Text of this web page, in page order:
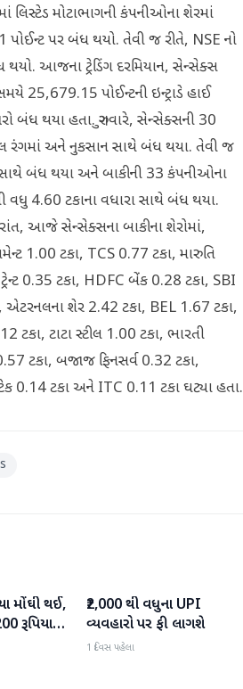
લિસ્ટેડ મોટાભાગની કંપનીઓના શેરમાં
પર બંધ થયો. તેવી જ રીતે, NSE નો
આજના ટ્રેડિંગ દરમિયાન, સેન્સેક્સ
25,679.15 પોઈન્ટની ઇન્ટ્રાડે હાઈ
બંધ થયા હતા. ગુરુવારે, સેન્સેક્સની 30
રંગમાં અને નુકસાન સાથે બંધ થયા. તેવી જ
બંધ થયા અને બાકીની 33 કંપનીઓના
4.60 ટકાના વધારા સાથે બંધ થયા.
આજે સેન્સેક્સના બાકીના શેરોમાં,
1.00 ટકા, TCS 0.77 ટકા, મારુતિ
0.35 ટકા, HDFC બેંક 0.28 ટકા, SBI
શેર 2.42 ટકા, BEL 1.67 ટકા,
ટાટા સ્ટીલ 1.00 ટકા, ભારતી
ટકા, બજાજ ફિનસર્વ 0.32 ટકા,
0.14 ટકા અને ITC 0.11 ટકા ઘટ્યા હતા.
મોંઘી થઈ,
રૂપિયા
બિઝનેસ
₹2,000 થી વધુના UPI
વ્યવહારો પર ફી લાગશે
1 દિવસ પહેલા